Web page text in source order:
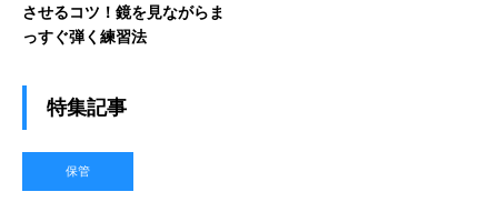
させるコツ！鏡を見ながらま
っすぐ弾く練習法
特集記事
保管